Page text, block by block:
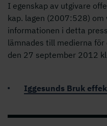
I egenskap av utgivare
kap. lagen (2007:528)
informationen i detta
lämnades till medierna
den 27 september 2012
Iggesunds Bruk